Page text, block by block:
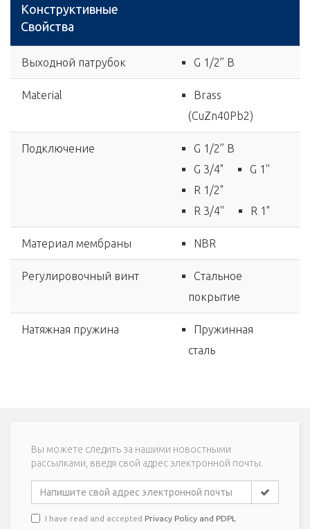
Конструктивные
Свойства
Выходной патрубок G 1/2’’ B
Material
Brass
(CuZn40Pb2)
Подключение
G 1/2’’ B
G 3/4"
G 1''
R 1/2"
R 3/4''
R 1"
Материал мембраны NBR
Регулировочный винт
Стальное
покрытие
Натяжная пружина
Пружинная
сталь
Вы можете следить за нашими новостными
рассылками, введя свой адрес электронной почты.
I have read and accepted Privacy Policy and PDPL